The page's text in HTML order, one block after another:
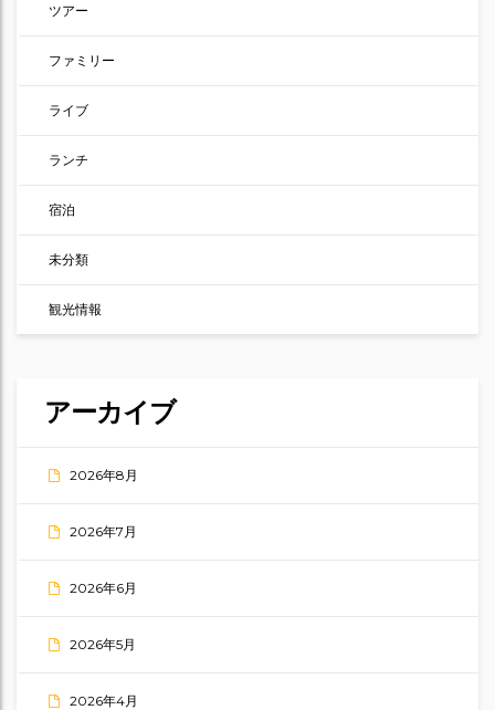
ツアー
ファミリー
ライブ
ランチ
宿泊
未分類
観光情報
アーカイブ
2026年8月
2026年7月
2026年6月
2026年5月
2026年4月